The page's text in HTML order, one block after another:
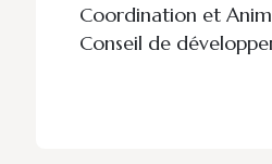
Coordination et
Conseil de